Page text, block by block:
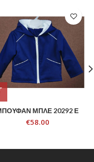
ΜΠΛΕ 20292 Ε
€58.00